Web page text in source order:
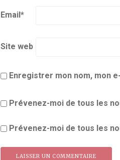
Email *
Site web
Enregistrer mon nom, mon
Prévenez-moi de tous les
Prévenez-moi de tous les